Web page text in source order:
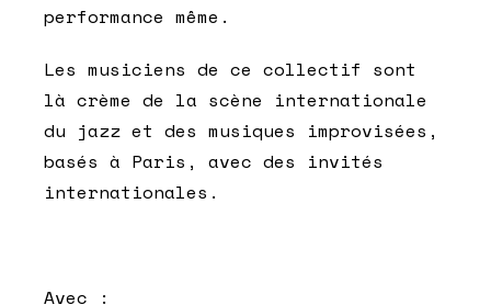
performance même.
Les musiciens de ce collectif sont
là crème de la scène internationale
du jazz et des musiques improvisées,
basés à Paris, avec des invités
internationales.
Avec :